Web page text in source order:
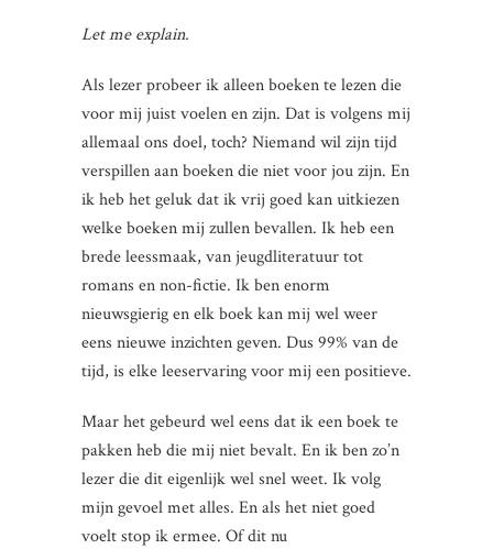
Let me explain.
Als lezer probeer ik alleen boeken te lezen die
voor mij juist voelen en zijn. Dat is volgens mij
allemaal ons doel, toch? Niemand wil zijn tijd
verspillen aan boeken die niet voor jou zijn. En
ik heb het geluk dat ik vrij goed kan uitkiezen
welke boeken mij zullen bevallen. Ik heb een
brede leessmaak, van jeugdliteratuur tot
romans en non-fictie. Ik ben enorm
nieuwsgierig en elk boek kan mij wel weer
eens nieuwe inzichten geven. Dus 99% van de
tijd, is elke leeservaring voor mij een positieve.
Maar het gebeurd wel eens dat ik een boek te
pakken heb die mij niet bevalt. En ik ben zo’n
lezer die dit eigenlijk wel snel weet. Ik volg
mijn gevoel met alles. En als het niet goed
voelt stop ik ermee. Of dit nu